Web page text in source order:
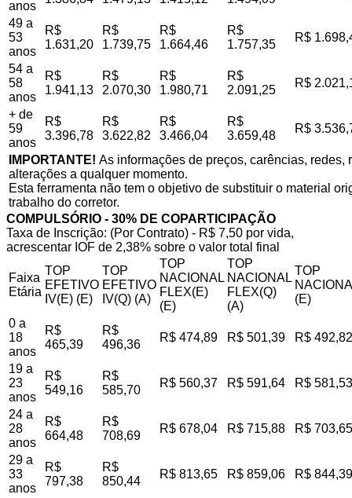
anos
49 a
53
anos
R$
1.631,20
R$
1.739,75
R$
1.664,46
R$
1.757,35
R$
54 a
58
anos
R$
1.941,13
R$
2.070,30
R$
1.980,71
R$
2.091,25
R$
+ de
59
anos
R$
3.396,78
R$
3.622,82
R$
3.466,04
R$
3.659,48
R$
IMPORTANTE! As informações de preços, carências,
alterações a qualquer momento.
Esta ferramenta não tem o objetivo de substituir o material
trabalho do corretor.
COMPULSÓRIO - 30% DE COPARTICIPAÇÃO
Taxa de Inscrição: (Por Contrato) - R$ 7,50 por vida,
acrescentar IOF de 2,38% sobre o valor total final
Faixa
Etária
TOP
EFETIVO
IV(E) (E)
TOP
EFETIVO
IV(Q) (A)
TOP
NACIONAL
FLEX(E)
(E)
TOP
NACIONAL
FLEX(Q)
(A)
TOP
(E)
0 a
18
anos
R$
465,39
R$
496,36
R$ 474,89 R$ 501,39 R$ 492,82
19 a
23
anos
R$
549,16
R$
585,70
R$ 560,37 R$ 591,64 R$ 581,53
24 a
28
anos
R$
664,48
R$
708,69
R$ 678,04 R$ 715,88 R$ 703,65
29 a
33
anos
R$
797,38
R$
850,44
R$ 813,65 R$ 859,06 R$ 844,39